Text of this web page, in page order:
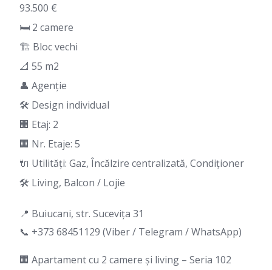
93.500 €
🛏 2 camere
🏗️ Bloc vechi
📐 55 m2
👤 Agenție
🛠️ Design individual
🏢 Etaj: 2
🏢 Nr. Etaje: 5
🔌 Utilități: Gaz, Încălzire centralizată, Condiționer
🛠️ Living, Balcon / Lojie
📍 Buiucani, str. Sucevița 31
📞 +373 68451129 (Viber / Telegram / WhatsApp)
🏢 Apartament cu 2 camere și living – Seria 102